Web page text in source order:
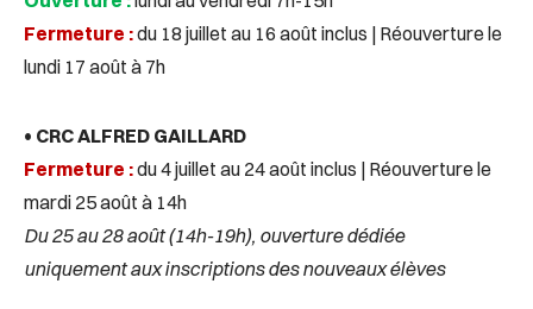
Fermeture :du 18 juillet au 16 août inclus | Réouverture le
lundi 17 août à 7h
• CRC ALFRED GAILLARD
Fermeture :du 4 juillet au 24 août inclus | Réouverture le
mardi 25 août à 14h
Du 25 au 28 août (14h-19h), ouverture dédiée
uniquement aux inscriptions des nouveaux élèves